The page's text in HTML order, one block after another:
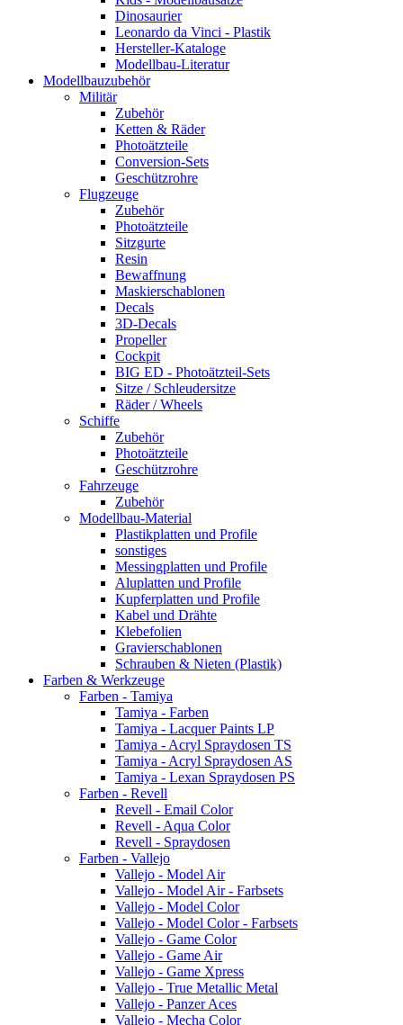
Dinosaurier
Leonardo da Vinci - Plastik
Hersteller-Kataloge
Modellbau-Literatur
Modellbauzubehör
Militär
Zubehör
Ketten & Räder
Photoätzteile
Conversion-Sets
Geschützrohre
Flugzeuge
Zubehör
Photoätzteile
Sitzgurte
Resin
Bewaffnung
Maskierschablonen
Decals
3D-Decals
Propeller
Cockpit
BIG ED - Photoätzteil-Sets
Sitze / Schleudersitze
Räder / Wheels
Schiffe
Zubehör
Photoätzteile
Geschützrohre
Fahrzeuge
Zubehör
Modellbau-Material
Plastikplatten und Profile
sonstiges
Messingplatten und Profile
Aluplatten und Profile
Kupferplatten und Profile
Kabel und Drähte
Klebefolien
Gravierschablonen
Schrauben & Nieten (Plastik)
Farben & Werkzeuge
Farben - Tamiya
Tamiya - Farben
Tamiya - Lacquer Paints LP
Tamiya - Acryl Spraydosen TS
Tamiya - Acryl Spraydosen AS
Tamiya - Lexan Spraydosen PS
Farben - Revell
Revell - Email Color
Revell - Aqua Color
Revell - Spraydosen
Farben - Vallejo
Vallejo - Model Air
Vallejo - Model Air - Farbsets
Vallejo - Model Color
Vallejo - Model Color - Farbsets
Vallejo - Game Color
Vallejo - Game Air
Vallejo - Game Xpress
Vallejo - True Metallic Metal
Vallejo - Panzer Aces
Vallejo - Mecha Color